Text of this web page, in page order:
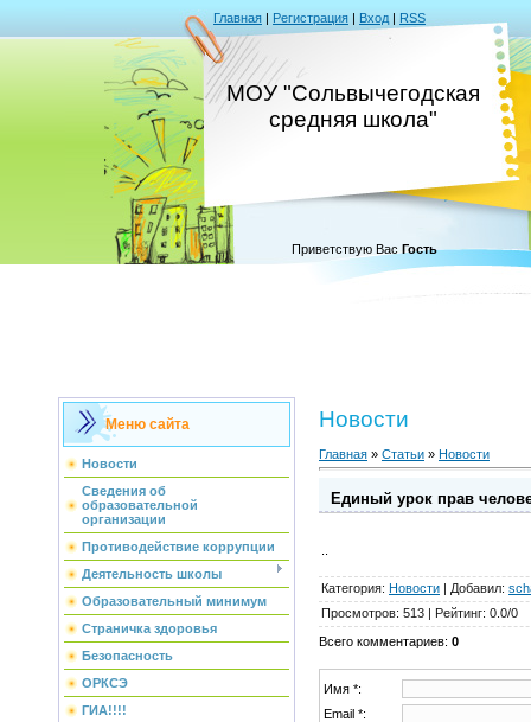
Главная | Регистрация | Вход | RSS
МОУ "Сольвычегодская
средняя школа"
Приветствую Вас Гость
Меню сайта
Новости
Сведения об
образовательной
организации
Противодействие коррупции
Деятельность школы
Образовательный минимум
Страничка здоровья
Безопасность
ОРКСЭ
ГИА!!!!
Новости
Главная » Статьи » Новости
Единый урок прав
Категория: Новости | Добавил:
Просмотров: 513 | Рейтинг: 0.0/0
Всего комментариев: 0
Имя *:
Email *: